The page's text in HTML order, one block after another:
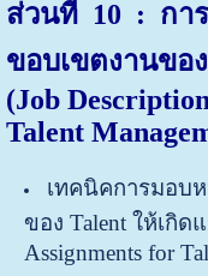
ส่วนที่ 10 : กา
ขอบเขตงานขอ
(Job
Talent
เทคนิคการมอบ
ของ Talent ให้เกิด
Assignments for